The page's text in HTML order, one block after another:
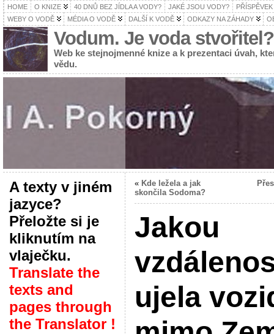
HOME O KNIZE 40 DNŮ BEZ JÍDLA A VODY? JAKÉ JSOU VODY?
WEBY O VODĚ
MÉDIA O VODĚ DALŠÍ K VODĚ ODKAZY NA ZÁHADY
Vodum. Je voda stvořitel?
Web ke stejnojmenné knize a k prezentaci úvah,
vědu.
A texty v jiném
jazyce?
Přeložte si je
kliknutím na
vlaječku.
Translate the
texts and
pages through
the Translator !
« Kde ležela a jak
skončila Sodoma?
Jakou
ujela